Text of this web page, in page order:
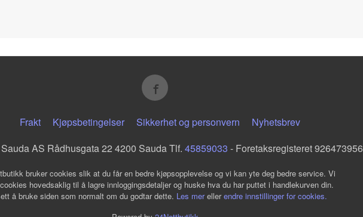
Frakt Kjøpsbetingelser Sikkerhet og personvern
Nyhetsbrev
AS Rådhusgata 22 4200 Sauda Tlf. 45859033 - Foretaksregisteret 926473956
bruker cookies slik at du får en bedre kjøpsopplevelse og vi kan yte deg bedre service. Vi
hovedsaklig til å lagre innloggingsdetaljer og huske hva du har puttet i handlekurven din.
å bruke siden som normalt om du godtar dette. Les merellerendre innstillinger for cookies.